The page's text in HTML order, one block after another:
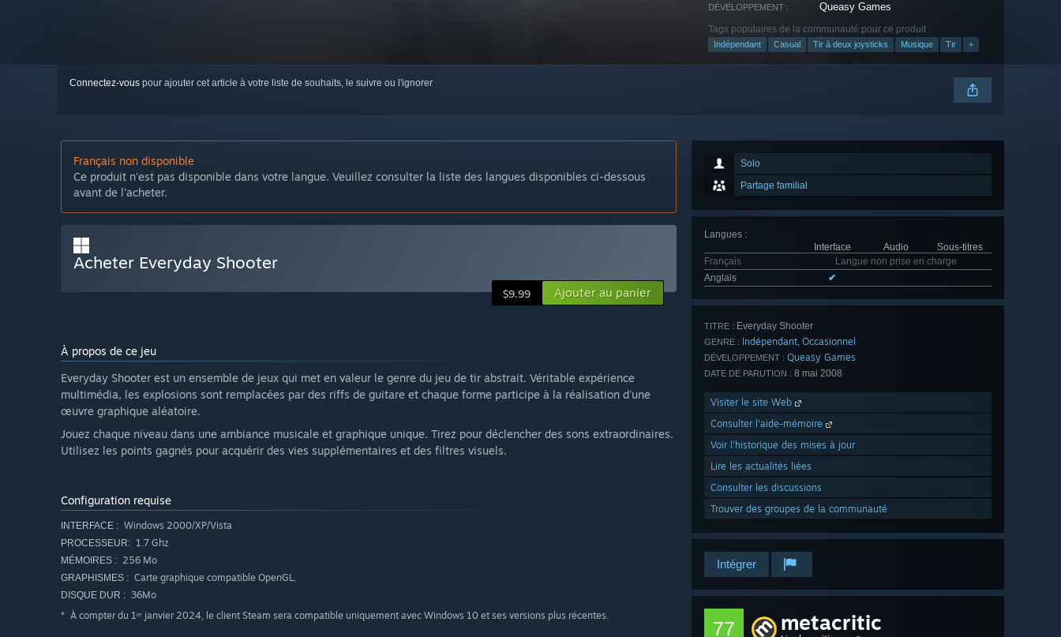
DÉVELOPPEMENT : Queasy Games
Tags populaires de la communauté pour ce produit :
Indépendant Casual Tir à deux joysticks Musique Tir +
Connectez-vous pour ajouter cet article à votre liste de souhaits, le suivre ou l'ignorer
Solo
Partage familial
Langues :
Interface
Audio
Sous-titres
Français
Langue non prise en charge
Anglais
✔
TITRE : Everyday Shooter
GENRE : Indépendant, Occasionnel
DÉVELOPPEMENT : Queasy Games
DATE DE PARUTION : 8 mai 2008
Visiter le site Web
Consulter l'aide-mémoire
Voir l'historique des mises à jour
Lire les actualités liées
Consulter les discussions
Trouver des groupes de la communauté
Intégrer
77 metacritic
Français non disponible
Ce produit n'est pas disponible dans votre langue. Veuillez consulter la liste des langues disponibles ci-dessous
avant de l'acheter.
Acheter Everyday Shooter
$9.99 Ajouter au panier
À propos de ce jeu
Everyday Shooter est un ensemble de jeux qui met en valeur le genre du jeu de tir abstrait. Véritable expérience
multimédia, les explosions sont remplacées par des riffs de guitare et chaque forme participe à la réalisation d'une
œuvre graphique aléatoire.
Jouez chaque niveau dans une ambiance musicale et graphique unique. Tirez pour déclencher des sons extraordinaires.
Utilisez les points gagnés pour acquérir des vies supplémentaires et des filtres visuels.
Configuration requise
INTERFACE : Windows 2000/XP/Vista
PROCESSEUR: 1.7 Ghz
MÉMOIRES : 256 Mo
GRAPHISMES : Carte graphique compatible OpenGL.
DISQUE DUR : 36Mo
* À compter du 1ᵉʳ janvier 2024, le client Steam sera compatible uniquement avec Windows 10 et ses versions plus récentes.